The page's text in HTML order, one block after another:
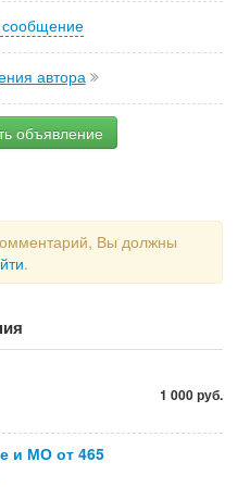
сообщение
автора
объявление
Вы должны
.
1 000 руб.
и МО от 465